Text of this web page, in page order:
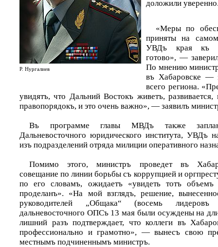
Р. Нургалиев
доложили
«Меры по
приняты на
УВДъ края къ
готово», —
По мнению
въ Хабаровске —
всего региона.
увидятъ, что Дальний Востокъ живетъ,
правопорядокъ, и это очень важно», — заявилъ
Въ программе главы МВДъ также
Дальневосточного юридического института, УВДъ
изъ подразделений отряда милиции оперативного
Помимо этого, министръ проведет въ
совещание по линии борьбы съ коррупцией и
по его словамъ, ожидаетъ «увидеть тотъ
проделанъ». «На мой взглядъ, решение,
руководителей „Общака“ (восемь лидеровъ
дальневосточного ОПСъ 13 мая были осуждены на
лишний разъ подтверждает, что коллеги въ
профессионально и грамотно», — вынесъ свою
местнымъ подчиненнымъ министръ.